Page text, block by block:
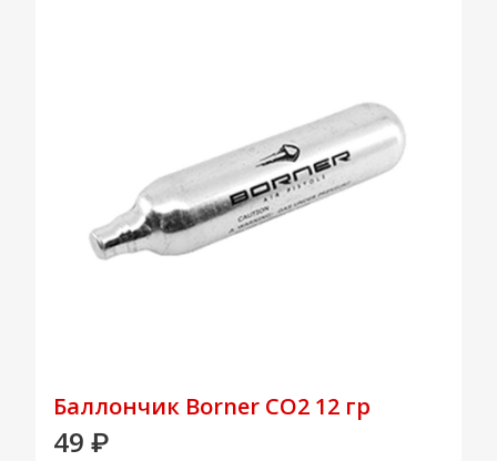
Баллончик Borner CO2 12 гр
49 ₽